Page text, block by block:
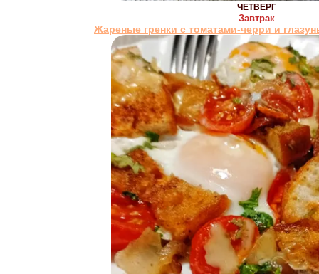
ЧЕТВЕРГ
Завтрак
Жареные гренки с томатами-черри и